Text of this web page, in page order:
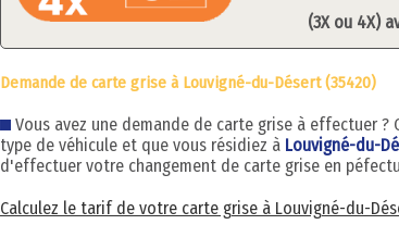
(3X ou 4X)
Demande de carte grise à Louvigné-du-Désert (35420)
Vous avez une demande de carte grise à effectuer
type de véhicule et que vous résidiez à Louvigné-du-
d'effectuer votre changement de carte grise en
Calculez le tarif de votre carte grise à Louvigné-du-